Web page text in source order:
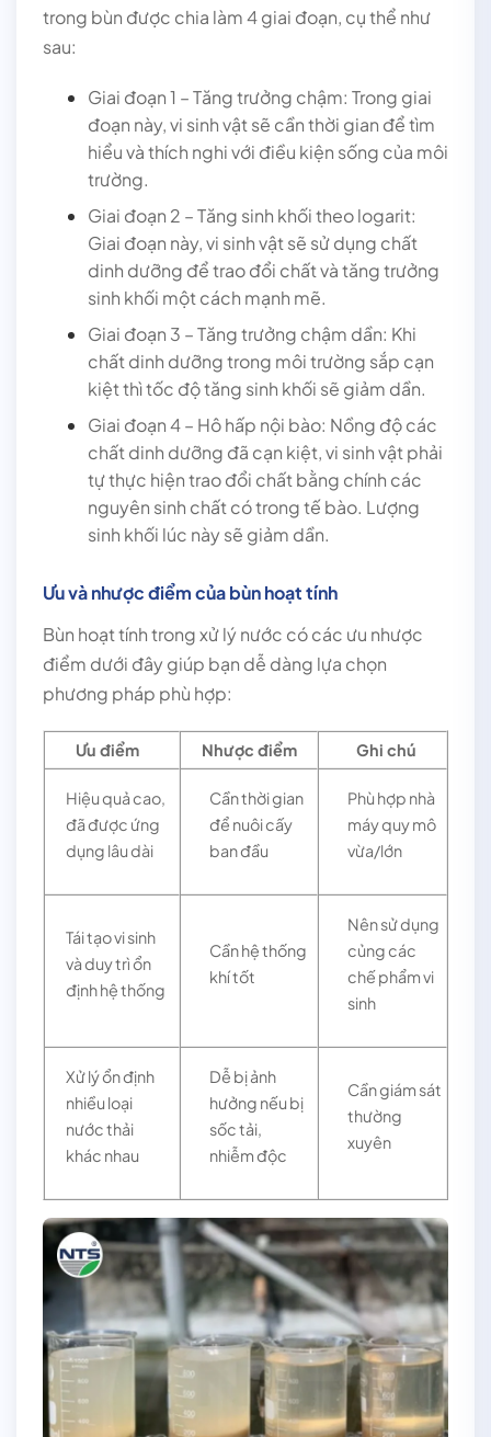
trong bùn được chia làm 4 giai đoạn, cụ thể như
sau:
Giai đoạn 1 – Tăng trưởng chậm: Trong giai
đoạn này, vi sinh vật sẽ cần thời gian để tìm
hiểu và thích nghi với điều kiện sống của môi
trường.
Giai đoạn 2 – Tăng sinh khối theo logarit:
Giai đoạn này, vi sinh vật sẽ sử dụng chất
dinh dưỡng để trao đổi chất và tăng trưởng
sinh khối một cách mạnh mẽ.
Giai đoạn 3 – Tăng trưởng chậm dần: Khi
chất dinh dưỡng trong môi trường sắp cạn
kiệt thì tốc độ tăng sinh khối sẽ giảm dần.
Giai đoạn 4 – Hô hấp nội bào: Nồng độ các
chất dinh dưỡng đã cạn kiệt, vi sinh vật phải
tự thực hiện trao đổi chất bằng chính các
nguyên sinh chất có trong tế bào. Lượng
sinh khối lúc này sẽ giảm dần.
Ưu và nhược điểm của bùn hoạt tính
Bùn hoạt tính trong xử lý nước có các ưu nhược
điểm dưới đây giúp bạn dễ dàng lựa chọn
phương pháp phù hợp:
Ưu điểm Nhược điểm Ghi chú
Hiệu quả cao,
đã được ứng
dụng lâu dài
Cần thời gian
để nuôi cấy
ban đầu
Phù hợp nhà
máy quy mô
vừa/lớn
Tái tạo vi sinh
và duy trì ổn
định hệ thống
Cần hệ thống
khí tốt
Nên sử dụng
củng các
chế phẩm vi
sinh
Xử lý ổn định
nhiều loại
nước thải
khác nhau
Dễ bị ảnh
hưởng nếu bị
sốc tải,
nhiễm độc
Cần giám sát
thường
xuyên